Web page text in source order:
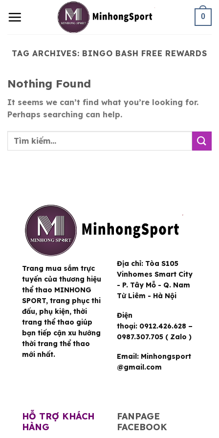
0
TAG ARCHIVES: BINGO BASH FREE REWARDS
Nothing Found
It seems we can’t find what you’re looking for.
Perhaps searching can help.
Trang mua sắm trực
tuyến của thương hiệu
thể thao MINHONG
SPORT, trang phục thi
đấu, phụ kiện, thời
trang thể thao giúp
bạn tiếp cận xu hướng
thời trang thể thao
mới nhất.
Địa chỉ: Tòa S105
Vinhomes Smart City
- P. Tây Mỗ - Q. Nam
Từ Liêm - Hà Nội
Điện
thoại: 0912.426.628 –
0987.307.705 ( Zalo )
Email: Minhongsport
@gmail.com
HỖ TRỢ KHÁCH
HÀNG
FANPAGE
FACEBOOK